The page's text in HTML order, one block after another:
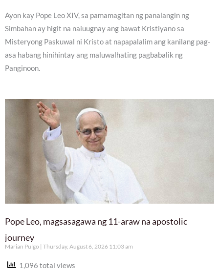
Ayon kay Pope Leo XIV, sa pamamagitan ng panalangin ng
Simbahan ay higit na naiuugnay ang bawat Kristiyano sa
Misteryong Paskuwal ni Kristo at napapalalim ang kanilang pag-
asa habang hinihintay ang maluwalhating pagbabalik ng
Panginoon.
Pope Leo, magsasagawa ng 11-araw na apostolic
journey
Marian Pulgo Thursday, August 6, 2026 11:03 am
1,096 total views